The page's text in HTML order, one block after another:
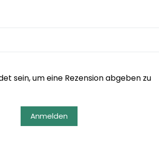
sein, um eine Rezension abgeben zu
Anmelden